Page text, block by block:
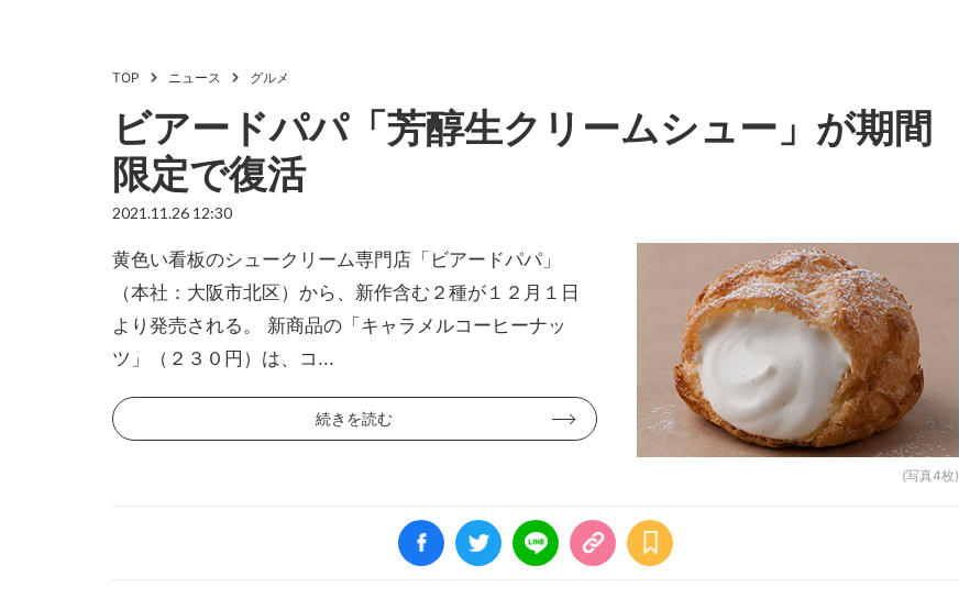
TOP ニュース グルメ
ビアードパパ「芳醇生クリームシュー」が期間
限定で復活
2021.11.26 12:30
(写真4枚)
黄色い看板のシュークリーム専門店「ビアードパパ」
（本社：大阪市北区）から、新作含む２種が１２月１日
より発売される。 新商品の「キャラメルコーヒーナッ
ツ」（２３０円）は、コ...
続きを読む